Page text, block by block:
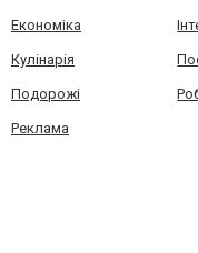
Економіка
Кулінарія
Подорожі
Реклама